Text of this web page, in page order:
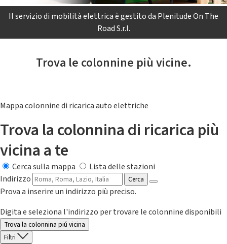
Il servizio di mobilità elettrica è gestito da Plenitude On The
Road S.r.l.
Trova le colonnine più vicine.
Mappa colonnine di ricarica auto elettriche
Trova la colonnina di ricarica più
vicina a te
Cerca sulla mappa
Lista delle stazioni
Indirizzo
Cerca
Prova a inserire un indirizzo più preciso.
Digita e seleziona l'indirizzo per trovare le colonnine disponibili
Trova la colonnina piú vicina
Filtri